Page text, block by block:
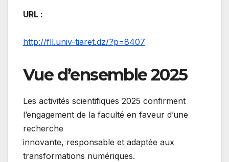
URL :
http://fll.univ-tiaret.dz/?p=8407
Vue d’ensemble 2025
Les activités scientifiques 2025 confirment
l’engagement de la faculté en faveur d’une
recherche
innovante, responsable et adaptée aux
transformations numériques.